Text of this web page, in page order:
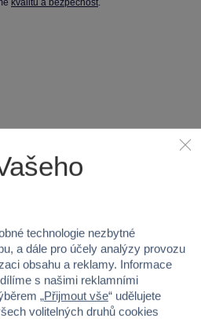
kvalitu a bezpečnost.
8592525058762
3
KLUK
technologie nezbytné
a dále pro účely analýzy provozu
obsahu a reklamy. Informace
s našimi reklamními
„Přijmout vše“ udělujete
volitelných druhů cookies